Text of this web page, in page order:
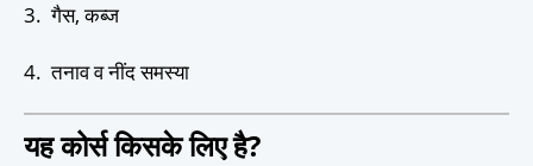
3. गैस, कब्ज
4. तनाव व नींद समस्या
यह कोर्स किसके लिए है?